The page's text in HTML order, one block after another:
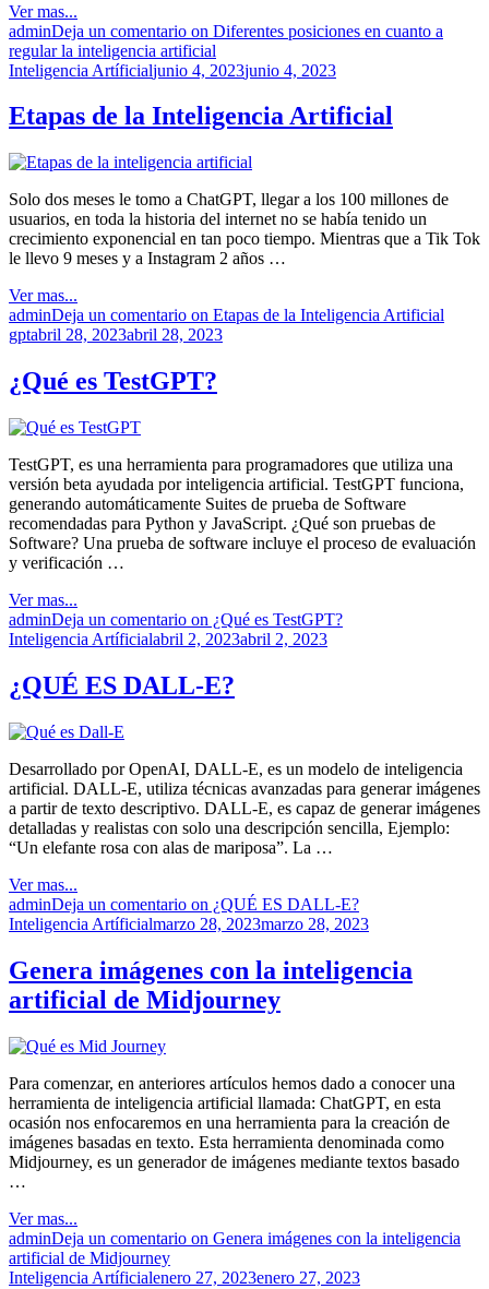
Ver mas...
adminDeja un comentario on Diferentes posiciones en cuanto a
regular la inteligencia artificial
Inteligencia Artíficialjunio 4, 2023junio 4, 2023
Etapas de la Inteligencia Artificial
Solo dos meses le tomo a ChatGPT, llegar a los 100 millones de
usuarios, en toda la historia del internet no se había tenido un
crecimiento exponencial en tan poco tiempo. Mientras que a Tik Tok
le llevo 9 meses y a Instagram 2 años …
Ver mas...
adminDeja un comentario on Etapas de la Inteligencia Artificial
gptabril 28, 2023abril 28, 2023
¿Qué es TestGPT?
TestGPT, es una herramienta para programadores que utiliza una
versión beta ayudada por inteligencia artificial. TestGPT funciona,
generando automáticamente Suites de prueba de Software
recomendadas para Python y JavaScript. ¿Qué son pruebas de
Software? Una prueba de software incluye el proceso de evaluación
y verificación …
Ver mas...
adminDeja un comentario on ¿Qué es TestGPT?
Inteligencia Artíficialabril 2, 2023abril 2, 2023
¿QUÉ ES DALL-E?
Desarrollado por OpenAI, DALL-E, es un modelo de inteligencia
artificial. DALL-E, utiliza técnicas avanzadas para generar imágenes
a partir de texto descriptivo. DALL-E, es capaz de generar imágenes
detalladas y realistas con solo una descripción sencilla, Ejemplo:
“Un elefante rosa con alas de mariposa”. La …
Ver mas...
adminDeja un comentario on ¿QUÉ ES DALL-E?
Inteligencia Artíficialmarzo 28, 2023marzo 28, 2023
Genera imágenes con la inteligencia
artificial de Midjourney
Para comenzar, en anteriores artículos hemos dado a conocer una
herramienta de inteligencia artificial llamada: ChatGPT, en esta
ocasión nos enfocaremos en una herramienta para la creación de
imágenes basadas en texto. Esta herramienta denominada como
Midjourney, es un generador de imágenes mediante textos basado
…
Ver mas...
adminDeja un comentario on Genera imágenes con la inteligencia
artificial de Midjourney
Inteligencia Artíficialenero 27, 2023enero 27, 2023